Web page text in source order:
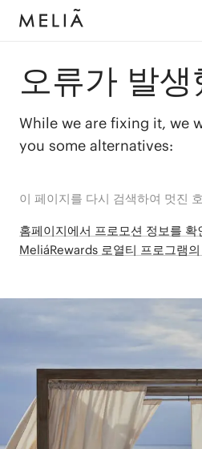
오류가 발
While we are fixing it, we
you some alternatives:
이 페이지를 다시 검색하여 멋진
홈페이지에서 프로모션 정보를 확
MeliáRewards 로열티 프로그램